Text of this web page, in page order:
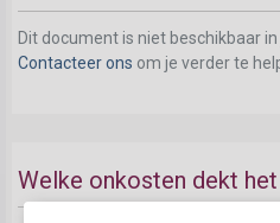
Dit document is niet beschikbaar
Contacteer ons om je verder te
Welke onkosten dekt